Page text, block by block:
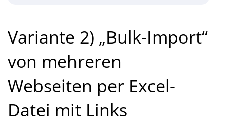
Variante 2) „Bulk-Import“
von mehreren
Webseiten per Excel-
Datei mit Links